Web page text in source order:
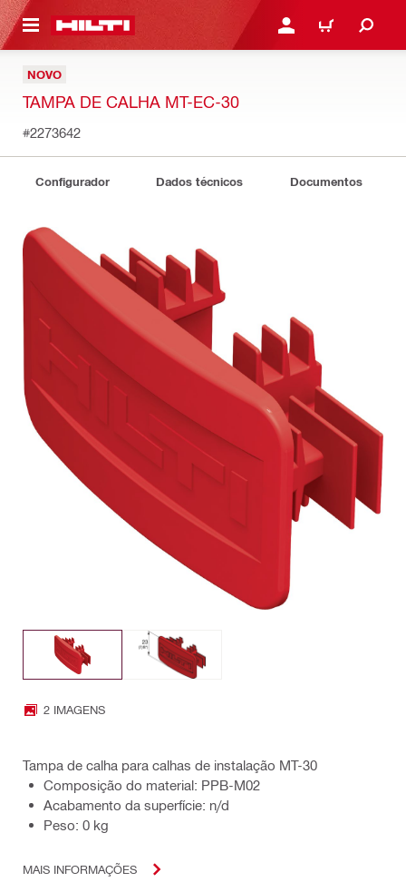
CONTENT ENTRAR OU REGISTAR
CARRINHO
NOVO
TAMPA DE CALHA MT-EC-30
#2273642
Configurador Dados técnicos Documentos
2 IMAGENS
Tampa de calha para calhas de instalação MT-30
Composição do material: PPB-M02
Acabamento da superfície: n/d
Peso: 0 kg
MAIS INFORMAÇÕES